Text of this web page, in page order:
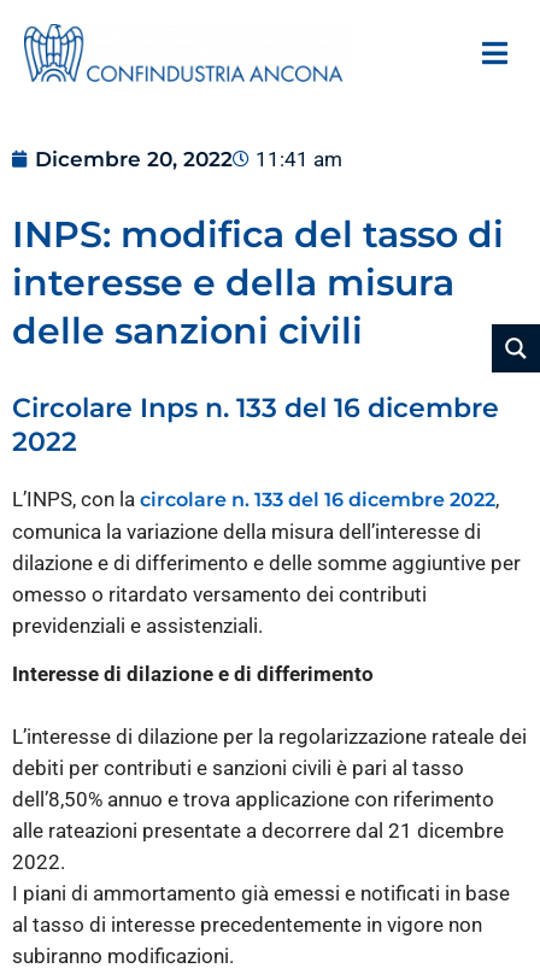
Dicembre 20, 2022 11:41 am
INPS: modifica del tasso di
interesse e della misura
delle sanzioni civili
Circolare Inps n. 133 del 16 dicembre
2022
L’INPS, con la circolare n. 133 del 16 dicembre 2022,
comunica la variazione della misura dell’interesse di
dilazione e di differimento e delle somme aggiuntive per
omesso o ritardato versamento dei contributi
previdenziali e assistenziali.
Interesse di dilazione e di differimento
L’interesse di dilazione per la regolarizzazione rateale dei
debiti per contributi e sanzioni civili è pari al tasso
dell’8,50% annuo e trova applicazione con riferimento
alle rateazioni presentate a decorrere dal 21 dicembre
2022.
I piani di ammortamento già emessi e notificati in base
al tasso di interesse precedentemente in vigore non
subiranno modificazioni.